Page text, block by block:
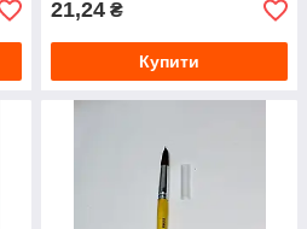
21,24 ₴
Купити